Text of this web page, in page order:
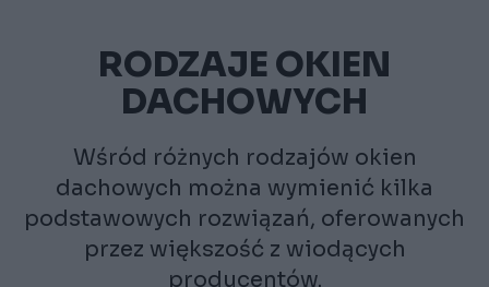
RODZAJE OKIEN
DACHOWYCH
Wśród różnych rodzajów okien
dachowych można wymienić kilka
podstawowych rozwiązań, oferowanych
przez większość z wiodących
producentów.